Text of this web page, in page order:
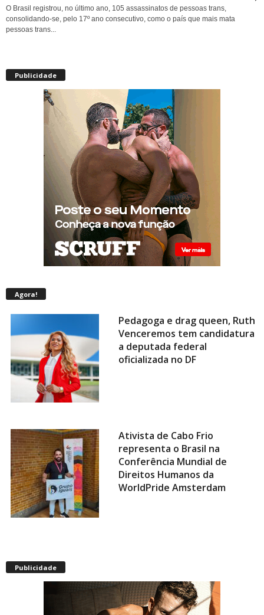
O Brasil registrou, no último ano, 105 assassinatos de pessoas trans,
consolidando-se, pelo 17º ano consecutivo, como o país que mais mata
pessoas trans...
Publicidade
Agora!
Pedagoga e drag queen, Ruth
Venceremos tem candidatura
a deputada federal
oficializada no DF
Ativista de Cabo Frio
representa o Brasil na
Conferência Mundial de
Direitos Humanos da
WorldPride Amsterdam
homofobia e transfobia: “Não
toleramos”
Publicidade